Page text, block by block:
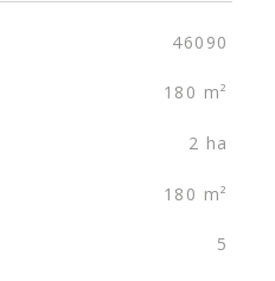
46090
180 m²
2 ha
180 m²
5